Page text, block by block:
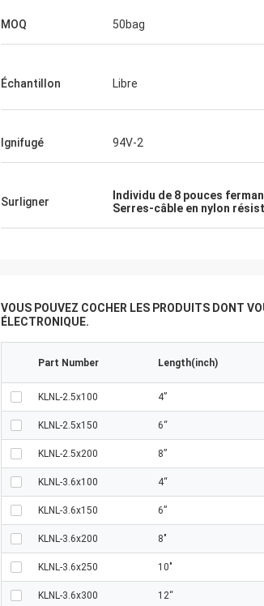
MOQ 50bag
Échantillon Libre
Ignifugé 94V-2
Surligner Individu de 8 pouces
Serres-câble en nylon
VOUS POUVEZ COCHER LES PRODUITS DONT
ÉLECTRONIQUE.
Part Number Length(inch)
KLNL-2.5x100 4”
KLNL-2.5x150 6“
KLNL-2.5x200 8”
KLNL-3.6x100 4“
KLNL-3.6x150 6”
KLNL-3.6x200 8"
KLNL-3.6x250 10"
KLNL-3.6x300 12“